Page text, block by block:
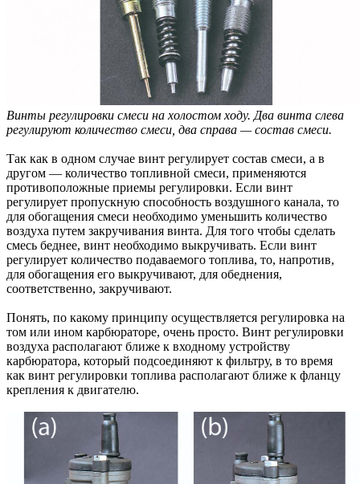
Винты регулировки смеси на холостом ходу. Два винта слева
регулируют количество смеси, два справа — состав смеси.
Так как в одном случае винт регулирует состав смеси, а в
другом — количество топливной смеси, применяются
противоположные приемы регулировки. Если винт
регулирует пропускную способность воздушного канала, то
для обогащения смеси необходимо уменьшить количество
воздуха путем закручивания винта. Для того чтобы сделать
смесь беднее, винт необходимо выкручивать. Если винт
регулирует количество подаваемого топлива, то, напротив,
для обогащения его выкручивают, для обеднения,
соответственно, закручивают.
Понять, по какому принципу осуществляется регулировка на
том или ином карбюраторе, очень просто. Винт регулировки
воздуха располагают ближе к входному устройству
карбюратора, который подсоединяют к фильтру, в то время
как винт регулировки топлива располагают ближе к фланцу
крепления к двигателю.